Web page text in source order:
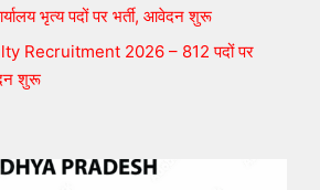
भृत्य पदों पर भर्ती, आवेदन शुरू
Recruitment 2026 – 812 पदों पर
शुरू